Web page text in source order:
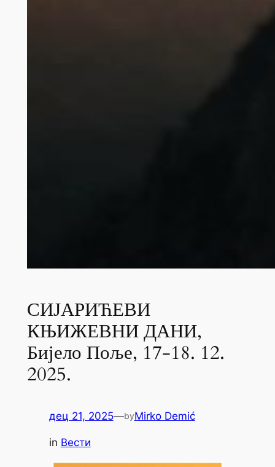
СИЈАРИЋЕВИ
КЊИЖЕВНИ ДАНИ,
Бијело Поље, 17-18. 12.
2025.
дец 21, 2025—byMirko Demić
in Вести